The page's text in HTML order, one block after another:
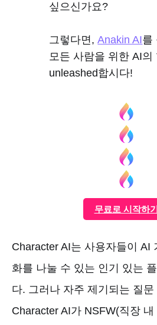
싶으신가요?
그렇다면,Anakin AI를
모든 사람을 위한 AI의
unleashed합시다!
무료로 시작하
Character AI는 사용자들이 AI
화를 나눌 수 있는 인기 있는
다. 그러나 자주 제기되는 질문
Character AI가 NSFW(직장